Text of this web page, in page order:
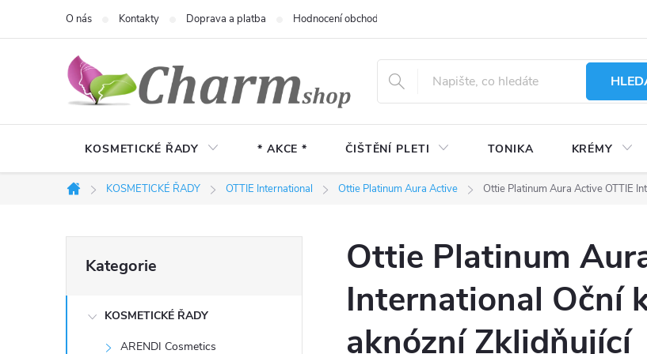
O nás Kontakty Doprava a platba Hodnocení obchodu
KOSMETICKÉ ŘADY * AKCE * ČIŠTĚNÍ PLETI TONIKA KRÉMY
Domů
KOSMETICKÉ ŘADY OTTIE International Ottie Platinum Aura Active Ottie Platinum Aura Active OTTIE
o
kategorie
Kategorie
KOSMETICKÉ ŘADY
ARENDI Cosmetics
Ottie Platinum
International Oční
aknózní Zklidňující